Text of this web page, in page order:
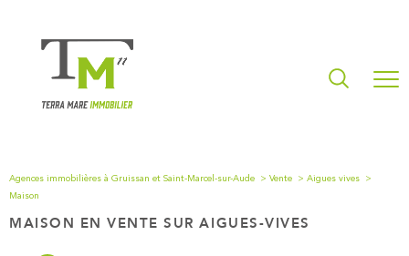
Agences immobilières à Gruissan et Saint-Marcel-sur-Aude Vente
Aigues vives
Maison
MAISON EN VENTE SUR AIGUES-VIVES